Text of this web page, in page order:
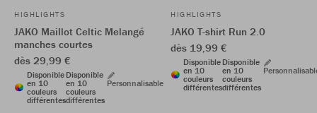
HIGHLIGHTS
JAKO Maillot Celtic Melangé
manches courtes
dès 29,99 €
Disponible
en 10
couleurs
différentes
Disponible
en 10
couleurs
différentes
Personnalisable
HIGHLIGHTS
JAKO T-shirt Run 2.0
dès 19,99 €
Disponible
en 10
couleurs
différentes
Disponible
en 10
couleurs
différentes